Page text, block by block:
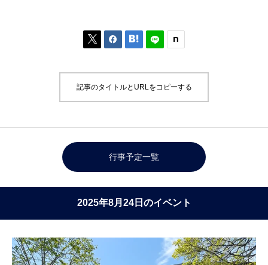
  
記事のタイトルとURLをコピーする
行事予定一覧
2025年8月24日のイベント